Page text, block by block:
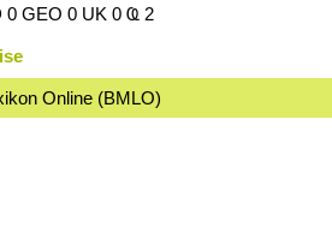
0 GEO 0 UK 0 Ҩ 2
Online (BMLO)